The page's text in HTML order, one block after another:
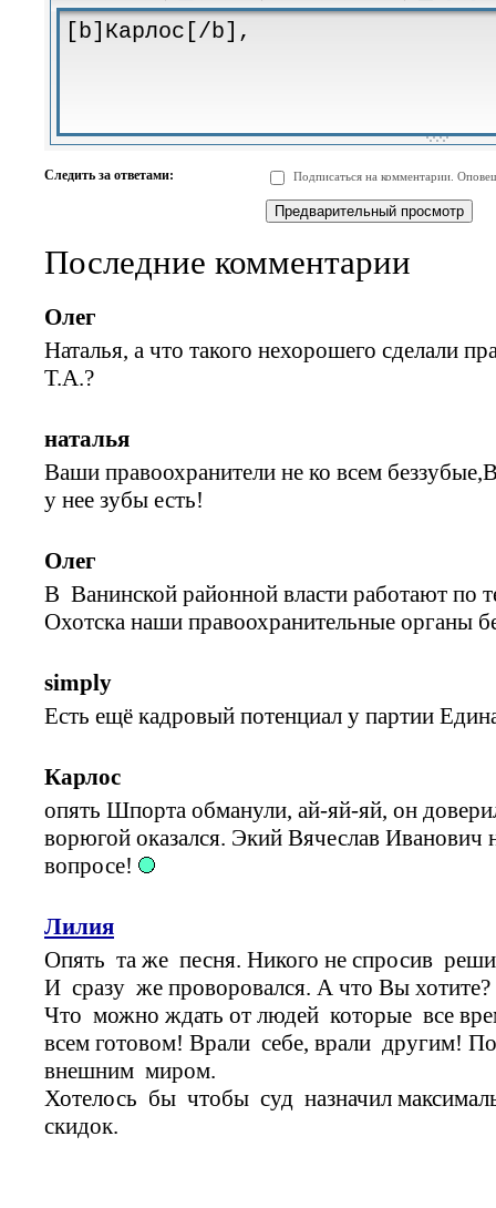
-
-
-
-
-
-
-
-
-
-
-
-
Следить за ответами: Подписаться на комментарии.
Последние комментарии
Олег
Наталья, а что такого нехорошего сделали
Т.А.?
наталья
Ваши правоохранители не ко всем
у нее зубы есть!
Олег
В Ванинской районной власти работают по
Охотска наши правоохранительные органы
simply
Есть ещё кадровый потенциал у партии
Карлос
опять Шпорта обманули, ай-яй-яй, он
ворюгой оказался. Экий Вячеслав Иванович
вопросе!
Лилия
Опять та же песня. Никого не спросив
И сразу же проворовался. А что Вы
Что можно ждать от людей которые все
всем готовом! Врали себе, врали другим!
внешним миром.
Хотелось бы чтобы суд назначил
скидок.